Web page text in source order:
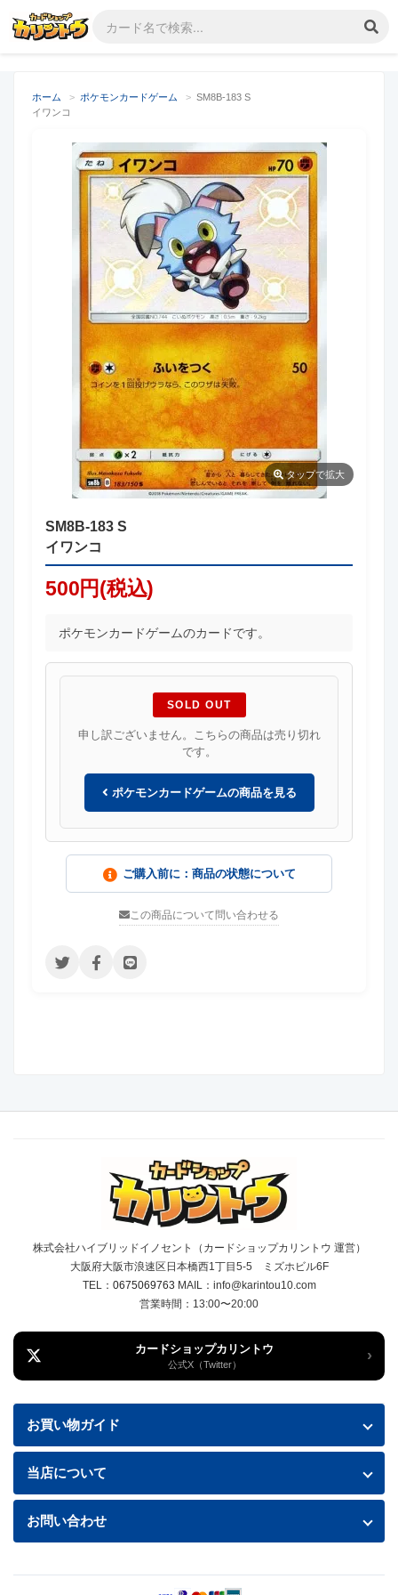
ホーム > ポケモンカードゲーム > SM8B-183 S
イワンコ
タップで拡大
SM8B-183 S
イワンコ
500円(税込)
ポケモンカードゲームのカードです。
SOLD OUT
申し訳ございません。こちらの商品は売り切れ
です。
ポケモンカードゲームの商品を見る
ご購入前に：商品の状態について
この商品について問い合わせる
株式会社ハイブリッドイノセント（カードショップカリントウ 運営）
大阪府大阪市浪速区日本橋西1丁目5-5 ミズホビル6F
TEL： 0675069763 MAIL：info@karintou10.com
営業時間：13:00〜20:00
カードショップカリントウ
公式X（Twitter） ›
お買い物ガイド
お買い物ガイド
送料・配送について
お支払い方法
当店について
特定商取引法に基づく表記
お問い合わせ